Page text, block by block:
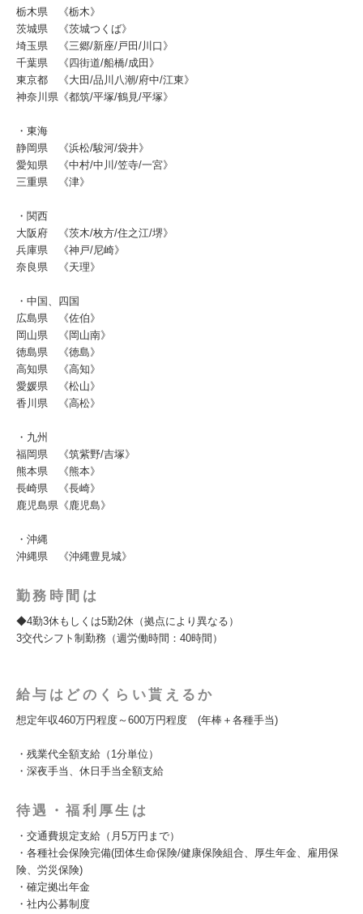
栃木県 《栃木》
茨城県 《茨城つくば》
埼玉県 《三郷/新座/戸田/川口》
千葉県 《四街道/船橋/成田》
東京都 《大田/品川八潮/府中/江東》
神奈川県《都筑/平塚/鶴見/平塚》
・東海
静岡県 《浜松/駿河/袋井》
愛知県 《中村/中川/笠寺/一宮》
三重県 《津》
・関西
大阪府 《茨木/枚方/住之江/堺》
兵庫県 《神戸/尼崎》
奈良県 《天理》
・中国、四国
広島県 《佐伯》
岡山県 《岡山南》
徳島県 《徳島》
高知県 《高知》
愛媛県 《松山》
香川県 《高松》
・九州
福岡県 《筑紫野/吉塚》
熊本県 《熊本》
長崎県 《長崎》
鹿児島県《鹿児島》
・沖縄
沖縄県 《沖縄豊見城》
勤務時間は
◆4勤3休もしくは5勤2休（拠点により異なる）
3交代シフト制勤務（週労働時間：40時間）
給与はどのくらい貰えるか
想定年収460万円程度～600万円程度 (年棒＋各種手当)
・残業代全額支給（1分単位）
・深夜手当、休日手当全額支給
待遇・福利厚生は
・交通費規定支給（月5万円まで）
・各種社会保険完備(団体生命保険/健康保険組合、厚生年金、雇用保
険、労災保険)
・確定拠出年金
・社内公募制度